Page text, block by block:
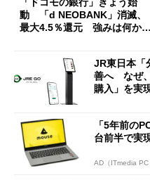
動 「d NEOBANK」消滅、
最大4.5％還元 強みは何か解
JR東日本「
善へ なぜ
購入」を実
「5年前の
台前半で実
AD（ITmedia PC